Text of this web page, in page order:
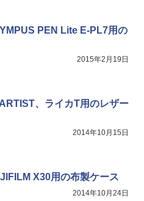
PEN Lite E-PL7用の
2015年2月19日
、ライカT用のレザー
2014年10月15日
X30用の布製ケース
2014年10月24日